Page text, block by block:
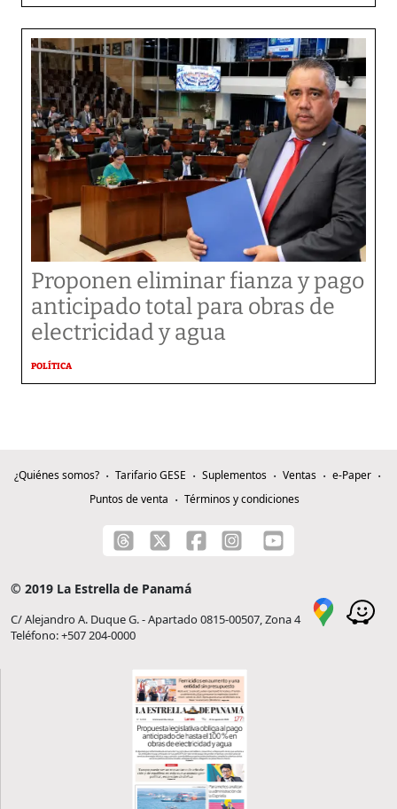
Proponen eliminar fianza y pago
anticipado total para obras de
electricidad y agua
POLÍTICA
¿Quiénes somos? Tarifario GESE Suplementos Ventas
e-Paper
Puntos de venta
Términos y condiciones
© 2019 La Estrella de Panamá
C/ Alejandro A. Duque G. - Apartado 0815-00507, Zona 4
Teléfono: +507 204-0000